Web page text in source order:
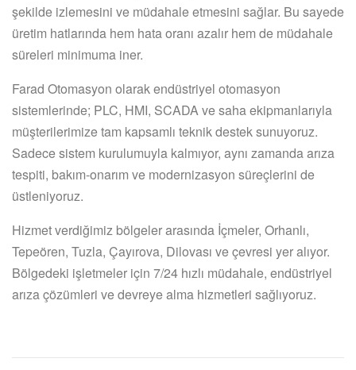
şekilde izlemesini ve müdahale etmesini sağlar. Bu sayede
üretim hatlarında hem hata oranı azalır hem de müdahale
süreleri minimuma iner.
Farad Otomasyon olarak endüstriyel otomasyon
sistemlerinde; PLC, HMI, SCADA ve saha ekipmanlarıyla
müşterilerimize tam kapsamlı teknik destek sunuyoruz.
Sadece sistem kurulumuyla kalmıyor, aynı zamanda arıza
tespiti, bakım-onarım ve modernizasyon süreçlerini de
üstleniyoruz.
Hizmet verdiğimiz bölgeler arasında İçmeler, Orhanlı,
Tepeören, Tuzla, Çayırova, Dilovası ve çevresi yer alıyor.
Bölgedeki işletmeler için 7/24 hızlı müdahale, endüstriyel
arıza çözümleri ve devreye alma hizmetleri sağlıyoruz.